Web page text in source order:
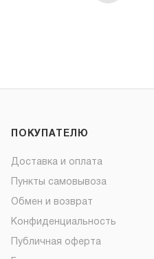
ПОКУПАТЕЛЮ
Доставка и оплата
Пункты самовывоза
Обмен и возврат
Конфиденциальность
Публичная оферта